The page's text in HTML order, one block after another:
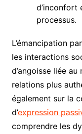
d’inconfort
processus.
L’émancipation
les interactions
d’angoisse liée
relations plus
également sur la
d’expression
comprendre les